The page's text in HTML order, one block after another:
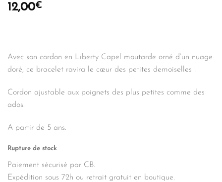
12,00€
Avec son cordon en Liberty Capel moutarde orné d’un nuage
doré, ce bracelet ravira le cœur des petites demoiselles !
Cordon ajustable aux poignets des plus petites comme des
ados.
A partir de 5 ans.
Rupture de stock
Paiement sécurisé par CB.
Expédition sous 72h ou retrait gratuit en boutique.